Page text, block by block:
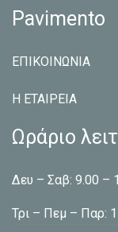
Pavimento
ΕΠΙΚΟΙΝΩΝΙΑ
Η ΕΤΑΙΡEΙΑ
Ωράριο
Δευ – Σαβ: 9.00 –
Τρι – Πεμ – Παρ: